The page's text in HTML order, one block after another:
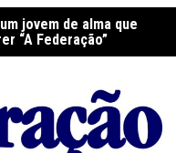
jovem de alma que
“A Federação”